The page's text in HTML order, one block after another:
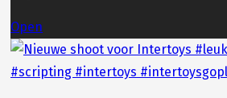
Open